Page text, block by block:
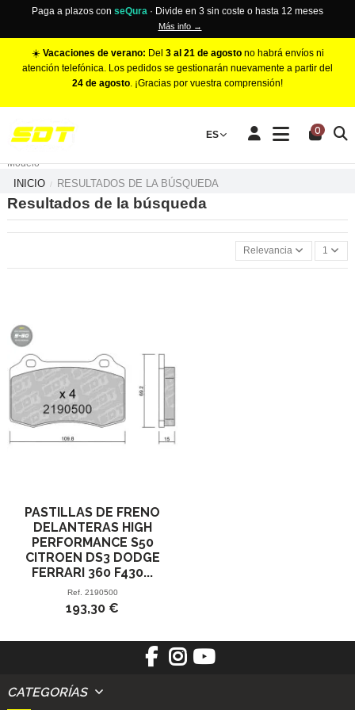
Paga a plazos con seQura · Divide en 3 sin coste o hasta 12 meses
Más info →
☀️ Vacaciones de verano: Del 3 al 21 de agostono habrá envíos ni
atención telefónica. Los pedidos se gestionarán nuevamente a partir del
24 de agosto. ¡Gracias por vuestra comprensión!
ES 0
Make
Modelo
INICIO RESULTADOS DE LA BÚSQUEDA
Resultados de la búsqueda
Relevancia 1
PASTILLAS DE FRENO
DELANTERAS HIGH
PERFORMANCE S50
CITROEN DS3 DODGE
FERRARI 360 F430...
Ref. 2190500
193,30 €
CATEGORÍAS